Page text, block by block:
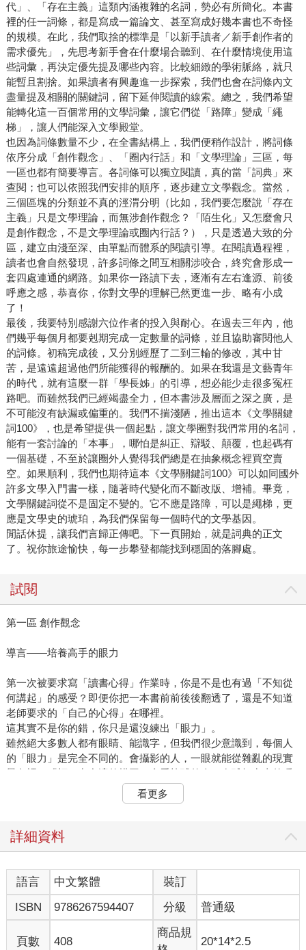
代」、「存在主義」這類內涵複雜的名詞，勢必有所簡化。本書
裡的任一詞條，都是寫成一篇論文、甚至寫成好幾本書也不奇怪
的規模。在此，我們取捨的標準是「以新手讀者／新手創作者的
需求優先」，先思考新手會在什麼場合聽到、在什麼情境使用這
些詞彙，再決定優先提及哪些內容。比較細緻的學術脈絡，就只
能暫且割捨。如果讀者有興趣進一步探索，我們也會在詞條內文
盡量提及相關的關鍵詞，留下延伸閱讀的線索。總之，我們希望
能轉化這一百個常用的文學詞彙，讓它們從「路障」變成「繩
梯」，讓人們能深入文學殿堂。
也因為詞條數量不少，在全書結構上，我們便稍作設計，將詞條
依序分成「創作觀念」、「圈內行話」和「文學理論」三區，每
一區也都有簡要導言。各詞條可以獨立閱讀，真的當「詞典」來
查閱；也可以依照我們安排的順序，逐步建立文學觀念。當然，
三個區塊的分類並不真的涇渭分明（比如，我們要怎麼說「存在
主義」只是文學理論，而無涉創作觀念？「陌生化」又怎麼會只
是創作觀念，不是文學理論或圈內行話？），只是透過大致的分
區，建立由淺至深、由單點而體系的閱讀引導。在閱讀過程裡，
讀者也會自然發現，許多詞條之間互相關涉咬合，終究會形成一
套四處連通的網路。如果你一路讀下去，逐漸有左右逢源、前後
呼應之感，恭喜你，你對文學的理解已然更進一步、略有小成
了！
最後，我要特別感謝六位作者的投入與耐心。在過去三年內，他
們幾乎每個月都要剋期完成一定數量的詞條，並且協助審閱他人
的詞條。初稿完成後，又分別經歷了二到三輪的修改，其中甘
苦，是遠遠超過他們所能獲得的報酬的。如果在我還是文藝青年
的時代，就有這麼一群「學長姊」的引導，想必能少走很多冤枉
路吧。而雖然我們已經竭盡全力，但本書涉及層面之深之廣，是
不可能沒有缺漏或偏重的。我們不揣淺陋，推出這本《文學關鍵
詞100》，也是希望提供一個起點，讓文學圈對我們常用的名詞，
能有一套討論的「本事」，哪怕是糾正、辯駁、顛覆，也起碼有
一個基礎，不至於讓圈外人覺得我們總是在抽象概念裡買空賣
空。如果順利，我們也期待這本《文學關鍵詞100》可以如同國外
許多文學入門書一樣，隨著時代變化而不斷改版、增補。畢竟，
文學關鍵詞從不是固定不變的。它不應是路障，可以是繩梯，更
應是文學史的琥珀，為我們保留每一個時代的文學基因。
閒話休提，讓我們言歸正傳吧。下一頁開始，就是詞典的正文
了。祝你旅途愉快，每一步攀登都能找到穩固的落腳處。
試閱
第一區 創作觀念
導言——培養高手的眼力
第一次被要求寫「讀書心得」作業時，你是不是也有過「不知從
何講起」的感受？即便你把一本書前前後後翻透了，還是不知道
老師要求的「自己的心得」在哪裡。
這其實不是你的錯，你只是還沒練出「眼力」。
雖然絕大多數人都有眼睛、能識字，但我們很少意識到，每個人
的「眼力」是完全不同的。會攝影的人，一眼就能從雜亂的現實
景色裡，「框」出合適的構圖。會看棒球的人，在球打出去的瞬
間，就知道眼睛要移去哪一個角度等待。專業的水電師傅，總能
從些許跡象裡，辨識出房子的管線問題。連動物都有自己的眼
吃、不能吃」的紛繁沙拉盤。
本區收錄四十四條，涵蓋文學創作的基礎觀念。這些名詞都是文
學人琅琅上口，彼此溝通的「日常用語」；同時，它們也是拆解
文學作品的工具箱。歸根究柢，文學作品並不滿足於「把話講清
楚」，而更要「把話講漂亮」，是一種帶有藝術性的「秀」。因
此，對於作者與讀者來說，如何把作品寫漂亮、如何精準辨識一
看更多
詳細資料
語言 中文繁體
裝訂
ISBN
9786267594407 分級 普通級
頁數 408
商品規
20*14*2.5